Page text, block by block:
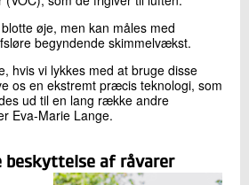
øje, men kan måles med
begyndende skimmelvækst.
hvis vi lykkes med at bruge disse
os en ekstremt præcis teknologi, som
ud til en lang række andre
Eva-Marie Lange.
beskyttelse af råvarer